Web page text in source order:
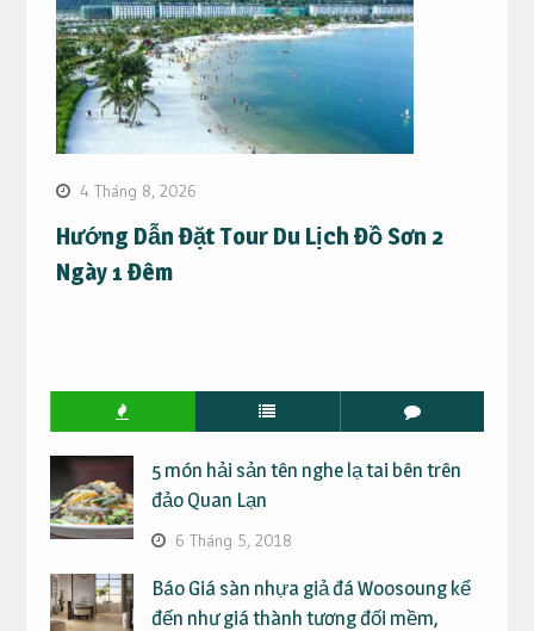
4 Tháng 8, 2026
Hướng Dẫn Đặt Tour Du Lịch Đồ Sơn 2
Ngày 1 Đêm
5 món hải sản tên nghe lạ tai bên trên
đảo Quan Lạn
6 Tháng 5, 2018
Báo Giá sàn nhựa giả đá Woosoung kể
đến như giá thành tương đối mềm,